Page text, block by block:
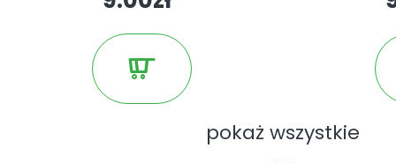
pokaż wszystkie